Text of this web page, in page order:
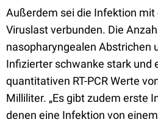
Außerdem sei die Infektion mit
Viruslast verbunden. Die
nasopharyngealen Abstrichen
Infizierter schwanke stark und
quantitativen RT-PCR Werte
Milliliter. „Es gibt zudem erste
denen eine Infektion von